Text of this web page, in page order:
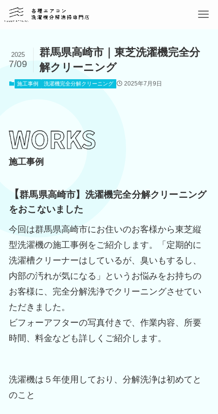
群馬県高崎市｜東芝洗濯機完全分
解クリーニング
2025
7/09
施工事例 洗濯機完全分解クリーニング 2025年7月9日
施工事例
【群馬県高崎市】洗濯機完全分解クリーニング
をおこないました
今回は群馬県高崎市にお住いのお客様から東芝縦
型洗濯機の施工事例をご紹介します。「定期的に
洗濯槽クリーナーはしているが、臭いもするし、
内部の汚れが気になる」というお悩みをお持ちの
お客様に、完全分解洗浄でクリーニングさせてい
ただきました。
ビフォーアフターの写真付きで、作業内容、所要
時間、料金なども詳しくご紹介します。
洗濯機は５年使用しており、分解洗浄は初めてと
のこと